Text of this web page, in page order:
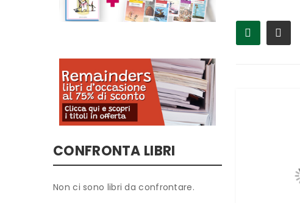
CONFRONTA LIBRI
Non ci sono libri da confrontare.